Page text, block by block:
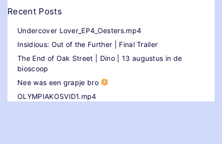
g
a
g
n
i
n
a
Recent Posts
Undercover Lover_EP4_Oesters.mp4
Insidious: Out of the Further | Final Trailer
The End of Oak Street | Dino | 13 augustus in de
bioscoop
Nee was een grapje bro
OLYMPIAKOSVID1.mp4